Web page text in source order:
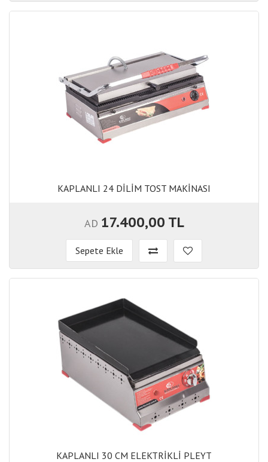
KAPLANLI 24 DİLİM TOST MAKİNASI
AD 17.400,00 TL
Sepete Ekle
KAPLANLI 30 CM ELEKTRİKLİ PLEYT